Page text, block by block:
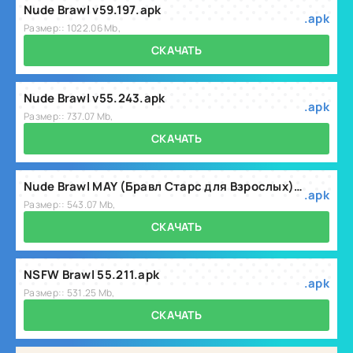
Nude Brawl v59.197.apk
Размер:: 1022.06 Mb,
.apk
СКАЧАТЬ
Nude Brawl v55.243.apk
Размер:: 737.07 Mb,
.apk
СКАЧАТЬ
Nude Brawl MAY (Бравл Старс для Взрослых) v57.325.apk
Размер:: 543.07 Mb,
.apk
СКАЧАТЬ
NSFW Brawl 55.211.apk
Размер:: 531.25 Mb,
.apk
СКАЧАТЬ